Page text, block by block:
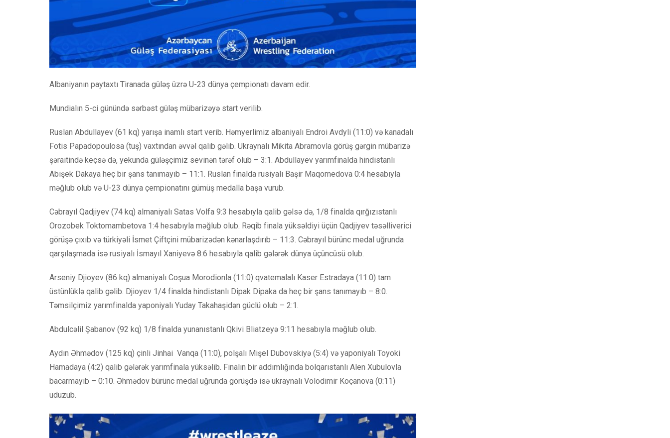
Albaniyanın paytaxtı Tiranada güləş üzrə U-23 dünya çempionatı davam edir.
Mundialın 5-ci günündə sərbəst güləş mübarizəyə start verilib.
Ruslan Abdullayev (61 kq) yarışa inamlı start verib. Həmyerlimiz albaniyalı Endroi Avdyli (11:0) və kanadalı
Fotis Papadopoulosa (tuş) vaxtından əvvəl qalib gəlib. Ukraynalı Mikita Abramovla görüş gərgin mübarizə
şəraitində keçsə də, yekunda güləşçimiz sevinən tərəf olub – 3:1. Abdullayev yarımfinalda hindistanlı
Abişek Dakaya heç bir şans tanımayıb – 11:1. Ruslan finalda rusiyalı Başir Maqomedova 0:4 hesabıyla
məğlub olub və U-23 dünya çempionatını gümüş medalla başa vurub.
Cəbrayıl Qadjiyev (74 kq) almaniyalı Satas Volfa 9:3 hesabıyla qalib gəlsə də, 1/8 finalda qırğızıstanlı
Orozobek Toktomambetova 1:4 hesabıyla məğlub olub. Rəqib finala yüksəldiyi üçün Qadjiyev təsəlliverici
görüşə çıxıb və türkiyəli İsmet Çiftçini mübarizədən kənarlaşdırıb – 11:3. Cəbrayıl bürünc medal uğrunda
qarşılaşmada isə rusiyalı İsmayıl Xaniyevə 8:6 hesabıyla qalib gələrək dünya üçüncüsü olub.
Arseniy Djioyev (86 kq) almaniyalı Coşua Morodionla (11:0) qvatemalalı Kaser Estradaya (11:0) tam
üstünlüklə qalib gəlib. Djioyev 1/4 finalda hindistanlı Dipak Dipaka da heç bir şans tanımayıb – 8:0.
Təmsilçimiz yarımfinalda yaponiyalı Yuday Takahaşidən güclü olub – 2:1.
Abdulcəlil Şabanov (92 kq) 1/8 finalda yunanıstanlı Qkivi Bliatzeyə 9:11 hesabıyla məğlub olub.
Aydın Əhmədov (125 kq) çinli Jinhai Vanqa (11:0), polşalı Mişel Dubovskiyə (5:4) və yaponiyalı Toyoki
Hamadaya (4:2) qalib gələrək yarımfinala yüksəlib. Finalın bir addımlığında bolqarıstanlı Alen Xubulovla
bacarmayıb – 0:10. Əhmədov bürünc medal uğrunda görüşdə isə ukraynalı Volodimir Koçanova (0:11)
uduzub.